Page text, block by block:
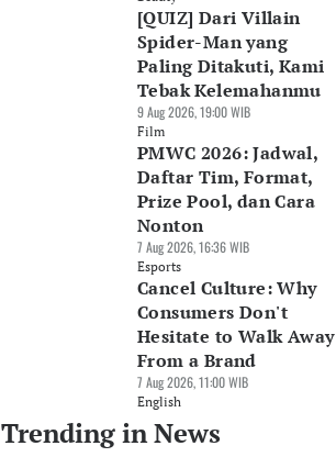
[QUIZ] Dari Villain
Spider-Man yang
Paling Ditakuti, Kami
Tebak Kelemahanmu
9 Aug 2026, 19:00 WIB
Film
PMWC 2026: Jadwal,
Daftar Tim, Format,
Prize Pool, dan Cara
Nonton
7 Aug 2026, 16:36 WIB
Esports
Cancel Culture: Why
Consumers Don't
Hesitate to Walk Away
From a Brand
7 Aug 2026, 11:00 WIB
English
Trending in News